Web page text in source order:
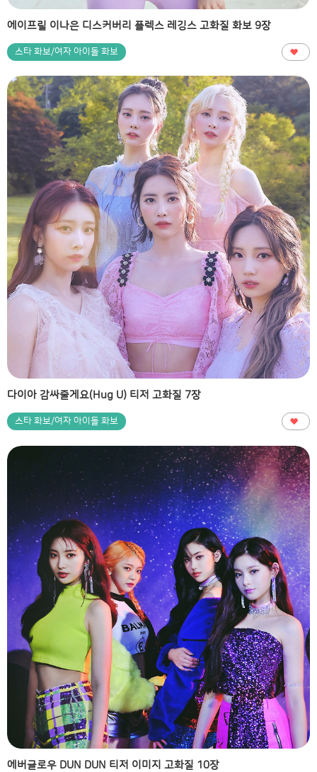
에이프릴 이나은 디스커버리 플렉스 레깅스 고화질 화보 9장
스타 화보/여자 아이돌 화보
다이아 감싸줄게요(Hug U) 티저 고화질 7장
스타 화보/여자 아이돌 화보
에버글로우 DUN DUN 티저 이미지 고화질 10장